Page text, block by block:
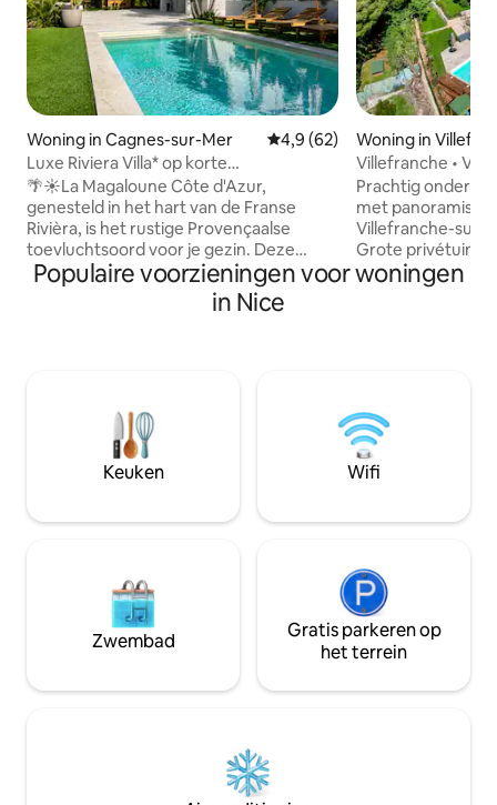
Woning in Cagnes-sur-Mer Gemiddelde beoordeling van
4,9 (62)
Luxe Riviera Villa* op korte
wandelafstand van het strand en het
centrum
🌴☀️La Magaloune Côte d'Azur,
genesteld in het hart van de Franse
Rivièra, is het rustige Provençaalse
toevluchtsoord voor je gezin. Deze
ruime villa met verwarmd zwembad en
grote mediterrane tuin ligt op slechts 15-
20 minuten lopen van het strand van
ademen, te ontspannen en samen te
zijn. Creëer tijdloze herinneringen door
buiten te dineren, in de zon te
zwemmen en de schoonheid van de
Woning in
Mer
Villefranche •
uitzicht op zee •
airconditioning
Prachtig
met
Villefranche-sur-
Grote privétuin,
een zwembad
door mediterraan
strand en de
Perfect voor
Eigen
hele dag zonnige
Populaire voorzieningen voor woningen
in Nice
Keuken Wifi
Zwembad
Gratis parkeren op
het terrein